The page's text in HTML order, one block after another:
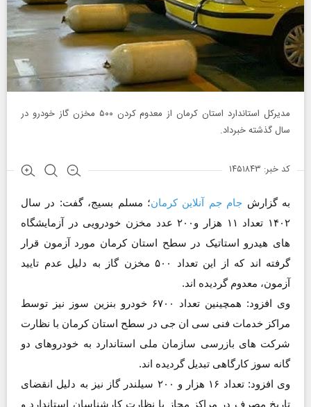
مدیرکل استاندارد استان کرمان از معدوم کردن ۵٠٠ مخزن گاز خودرو در
سال گذشته خبرداد.
کد خبر: ۱۴۵۱۸۴۳
به گزارش جام جم آنلاین کرمان؛ مسلم بسیج، گفت: در سال
١۴٠٢ تعداد ١١ هزار و٢٠٠ عدد مخزن خودرویی در آزمایشگاه
های هیدرو استاتیک در سطح استان کرمان مورد آزمون قرار
گرفته اند که از این تعداد ۵۰۰ مخزن گاز به دلیل عدم تایید
آزمون، معدوم گردیده اند.
وی افزود: همچینین تعداد ۶۷۰۰ خودرو بنزین سوز نیز توسط
مراکز خدمات فنی سی ان جی در سطح استان کرمان با نظارت
شرکت های بازرسی سازمان ملی استاندارد به خودروهای دو
گانه سوز کارگاهی تبدیل گردیده اند.
وی افزود: تعداد ١۶ هزار و ٢٠٠ سیلندر گاز نیز به دلیل انقضای
تاریخ مصرف در مراکز مجاز با نظارت کارشناسان استاندارد و